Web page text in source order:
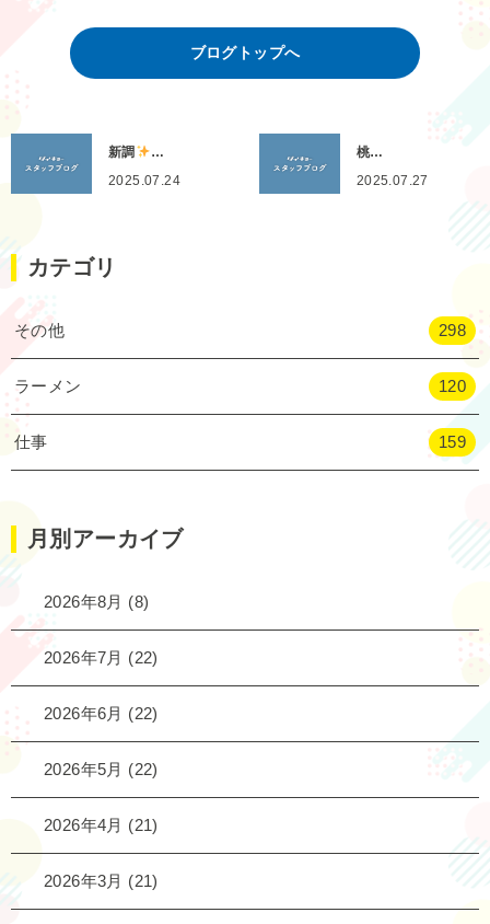
ブログトップへ
新調
…
2025.07.24
桃…
2025.07.27
カテゴリ
その他 298
ラーメン 120
仕事 159
月別アーカイブ
2026年8月 (8)
2026年7月 (22)
2026年6月 (22)
2026年5月 (22)
2026年4月 (21)
2026年3月 (21)